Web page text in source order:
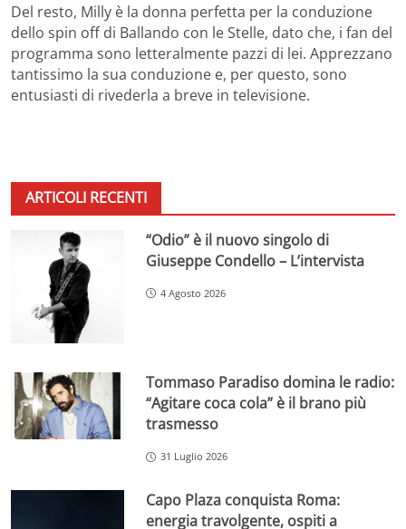
Del resto, Milly è la donna perfetta per la conduzione
dello spin off di Ballando con le Stelle, dato che, i fan del
programma sono letteralmente pazzi di lei. Apprezzano
tantissimo la sua conduzione e, per questo, sono
entusiasti di rivederla a breve in televisione.
ARTICOLI RECENTI
“Odio” è il nuovo singolo di
Giuseppe Condello – L’intervista
4 Agosto 2026
Tommaso Paradiso domina le radio:
“Agitare coca cola” è il brano più
trasmesso
31 Luglio 2026
Capo Plaza conquista Roma:
energia travolgente, ospiti a